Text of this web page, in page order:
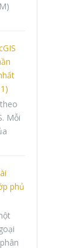
Mỗi
phủ